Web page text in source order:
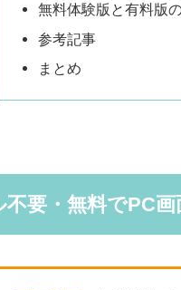
無料体験版と有料版
参考記事
まとめ
要・無料でPC